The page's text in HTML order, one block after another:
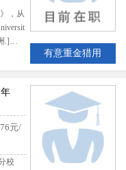
，从
排
有意重金猎用
年
元/
校